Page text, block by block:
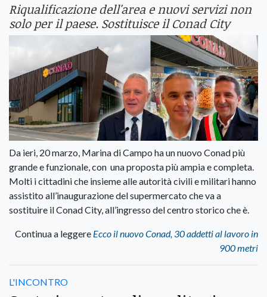
Riqualificazione dell'area e nuovi servizi non
solo per il paese. Sostituisce il Conad City
Da ieri, 20 marzo, Marina di Campo ha un nuovo Conad più
grande e funzionale, con una proposta più ampia e completa.
Molti i cittadini che insieme alle autorità civili e militari hanno
assistito all’inaugurazione del supermercato che va a
sostituire il Conad City, all’ingresso del centro storico che è.
Continua a leggere Ecco il nuovo Conad, 30 addetti al lavoro in
900 metri
L'INCONTRO